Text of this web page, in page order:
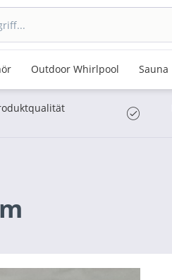
Outdoor Whirlpool Sauna